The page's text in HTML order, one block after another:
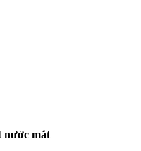
nước mắt